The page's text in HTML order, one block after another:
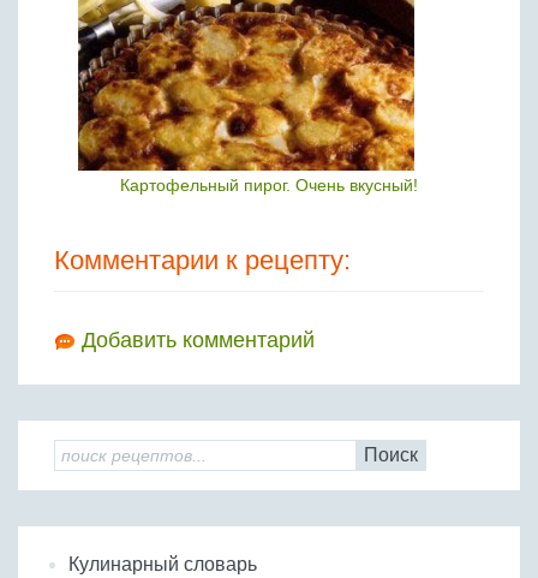
Картофельный пирог. Очень вкусный!
Комментарии к рецепту:
Добавить комментарий
Поиск
Кулинарный словарь